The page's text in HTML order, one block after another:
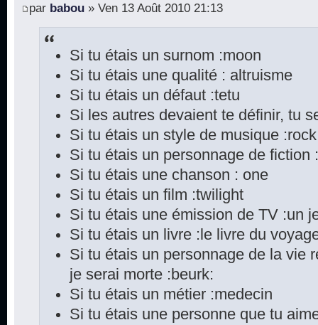
par babou » Ven 13 Août 2010 21:13
Si tu étais un surnom :moon
Si tu étais une qualité : altruisme
Si tu étais un défaut :tetu
Si les autres devaient te définir, tu
Si tu étais un style de musique :rock
Si tu étais un personnage de fiction
Si tu étais une chanson : one
Si tu étais un film :twilight
Si tu étais une émission de TV :un
Si tu étais un livre :le livre du
Si tu étais un personnage de la vie
je serai morte :beurk:
Si tu étais un métier :medecin
Si tu étais une personne que tu